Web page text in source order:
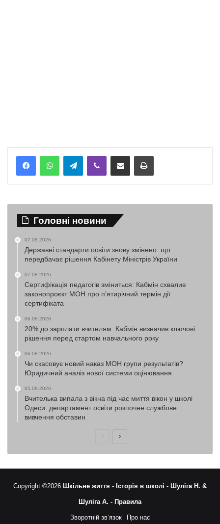
TelegramViber Надіслати електронною поштоюНадрукувати
Головні новини
07.08.2026
Державні стандарти освіти знову змінено: що
передбачає рішення Кабінету Міністрів України
07.08.2026
Сертифікація педагогів зміниться: Кабмін схвалив
законопроєкт МОН про п’ятирічний термін дії
сертифіката
06.08.2026
20% до зарплати вчителям: Кабмін визначив ключові
рішення перед стартом навчального року
06.08.2026
Чи скасовує новий наказ МОН групи результатів?
Юридичний аналіз нової системи оцінювання
05.08.2026
Вчителька випала з вікна під час миття вікон у школі
Одеси: департамент освіти розпочне службове
вивчення обставин
ПопередняНаступна
Copyright ©2026 Шкільне життя - Історія в школі - Шуліга Н. &
Шуліга А. - Правила
Зворотній зв’язок Про нас